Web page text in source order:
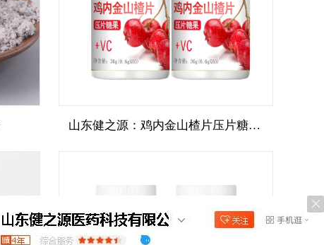
山东健之源：鸡内金山楂片压片糖果代加工